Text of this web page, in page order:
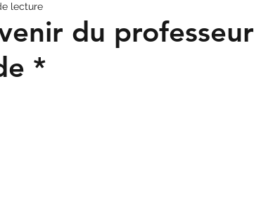
du
*
lecture